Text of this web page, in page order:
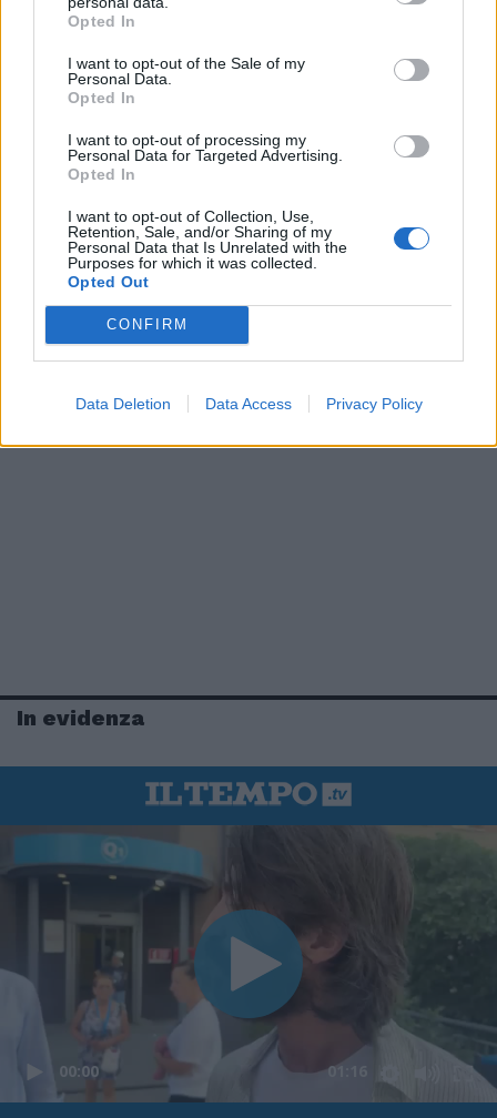
Opted In
I want to opt-out of the Sale of my
Personal Data.
Opted In
I want to opt-out of processing my
Personal Data for Targeted Advertising.
Opted In
I want to opt-out of Collection, Use,
Retention, Sale, and/or Sharing of my
Personal Data that Is Unrelated with the
Purposes for which it was collected.
Opted Out
CONFIRM
Data Deletion Data Access Privacy Policy
In evidenza
00:00 01:16